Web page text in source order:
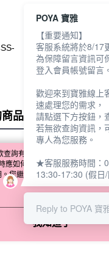
3M狠黏便條紙-
MC-2-3x2吋
NT$68
品 全站排行
詢有關本網站使用 cookie 方式
應如何變更電腦的 cookie 設定
。您繼續使用本網站即表示您同
cookie。
我知道了
POYA 寶雅
【重要通知】
客服系統將於8/17
為保障留言資訊可
登入會員帳號留言。
歡迎來到寶雅線上
速處理您的需求，
請點選下方按鈕，
若無欲查詢資訊，
專人為您服務。
★客服服務時間：
13:30-17:30 (假日
Reply to POYA 寶